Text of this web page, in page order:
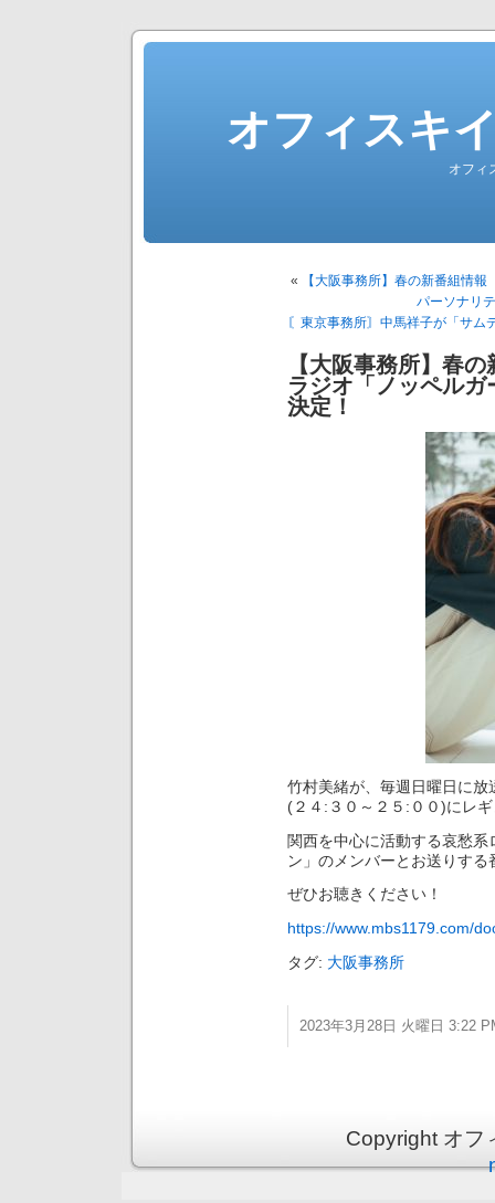
オフィスキ
オフィ
«
【大阪事務所】春の新番組情
パーソナリ
〘東京事務所〙中馬祥子が「サム
【大阪事務所】春
ラジオ「ノッペル
決定！
竹村美緒が、毎週日曜日に
(２４:３０～２５:００)にレ
関西を中心に活動する哀愁
ン」のメンバーとお送りする
ぜひお聴きください！
https://www.mbs1179.com/
タグ: 大阪事務所
2023年3月28日 火曜日 3:22
Copyright オ